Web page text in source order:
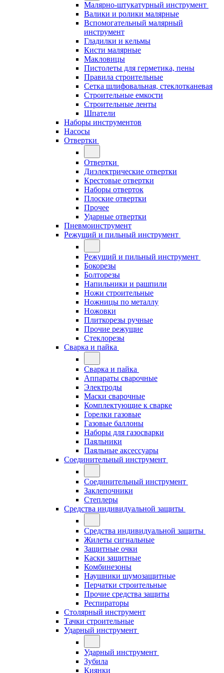
Малярно-штукатурный инструмент
Валики и ролики малярные
Вспомогательный малярный
инструмент
Гладилки и кельмы
Кисти малярные
Макловицы
Пистолеты для герметика, пены
Правила строительные
Сетка шлифовальная, стеклотканевая
Строительные емкости
Строительные ленты
Шпатели
Наборы инструментов
Насосы
Отвертки
Отвертки
Диэлектрические отвертки
Крестовые отвертки
Наборы отверток
Плоские отвертки
Прочее
Ударные отвертки
Пневмоинструмент
Режущий и пильный инструмент
Режущий и пильный инструмент
Бокорезы
Болторезы
Напильники и рашпили
Ножи строительные
Ножницы по металлу
Ножовки
Плиткорезы ручные
Прочие режущие
Стеклорезы
Сварка и пайка
Сварка и пайка
Аппараты сварочные
Электроды
Маски сварочные
Комплектующие к сварке
Горелки газовые
Газовые баллоны
Наборы для газосварки
Паяльники
Паяльные аксессуары
Соединительный инструмент
Соединительный инструмент
Заклепочники
Степлеры
Средства индивидуальной защиты
Средства индивидуальной защиты
Жилеты сигнальные
Защитные очки
Каски защитные
Комбинезоны
Наушники шумозащитные
Перчатки строительные
Прочие средства защиты
Респираторы
Столярный инструмент
Тачки строительные
Ударный инструмент
Ударный инструмент
Зубила
Киянки